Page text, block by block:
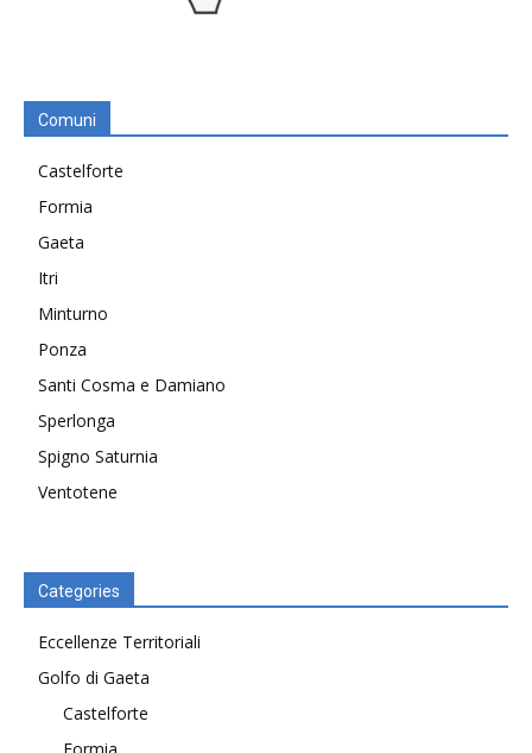
Comuni
Castelforte
Formia
Gaeta
Itri
Minturno
Ponza
Santi Cosma e Damiano
Sperlonga
Spigno Saturnia
Ventotene
Categories
Eccellenze Territoriali
Golfo di Gaeta
Castelforte